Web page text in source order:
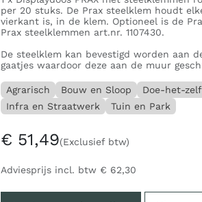
per 20 stuks. De Prax steelklem houdt
vierkant is, in de klem. Optioneel is de
Prax steelklemmen art.nr. 1107430.
De steelklem kan bevestigd worden aan
gaatjes waardoor deze aan de muur
Agrarisch Bouw en Sloop Doe-het-zelf
Infra en Straatwerk
Tuin en Park
€ 51,49(Exclusief btw)
Adviesprijs incl. btw € 62,30